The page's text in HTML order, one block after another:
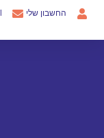
דילוג
החשבון שלי